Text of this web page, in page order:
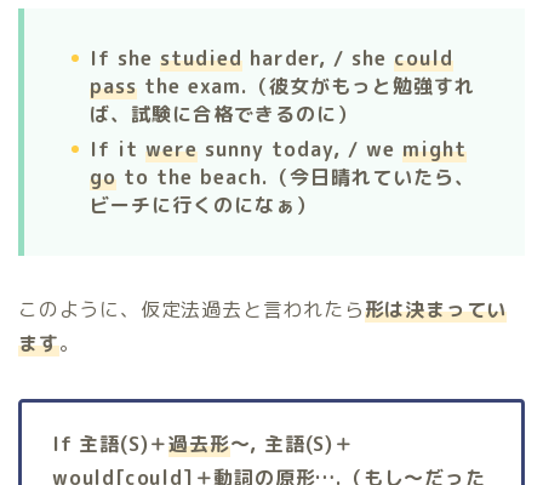
If she studied harder, / she could
pass the exam.（彼女がもっと勉強すれ
ば、試験に合格できるのに）
If it were sunny today, / we might
go to the beach.（今日晴れていたら、
ビーチに行くのになぁ）
このように、仮定法過去と言われたら形は決まってい
ます。
If 主語(S)＋過去形〜, 主語(S)＋
would[could]＋動詞の原形….（もし〜だった